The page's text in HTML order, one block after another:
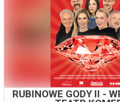
HARRY POTTER I